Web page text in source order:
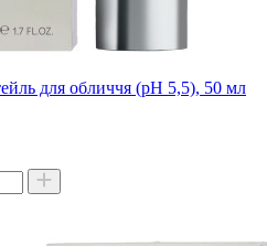
для обличчя (рН 5,5), 50 мл